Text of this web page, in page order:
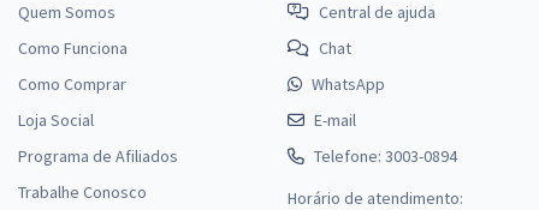
Quem Somos
Como Funciona
Como Comprar
Loja Social
Programa de Afiliados
Trabalhe Conosco
Central de ajuda
Chat
WhatsApp
E-mail
Telefone: 3003-0894
Horário de atendimento: